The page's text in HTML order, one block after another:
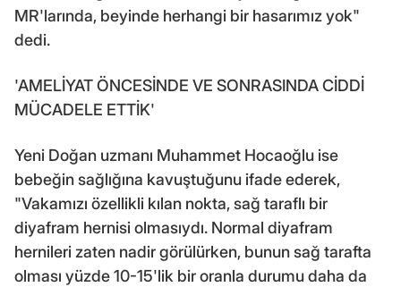
MR'larında, beyinde herhangi bir hasarımız yok"
dedi.
'AMELİYAT ÖNCESİNDE VE SONRASINDA CİDDİ
MÜCADELE ETTİK'
Yeni Doğan uzmanı Muhammet Hocaoğlu ise
bebeğin sağlığına kavuştuğunu ifade ederek,
"Vakamızı özellikli kılan nokta, sağ taraflı bir
diyafram hernisi olmasıydı. Normal diyafram
hernileri zaten nadir görülürken, bunun sağ tarafta
olması yüzde 10-15'lik bir oranla durumu daha da